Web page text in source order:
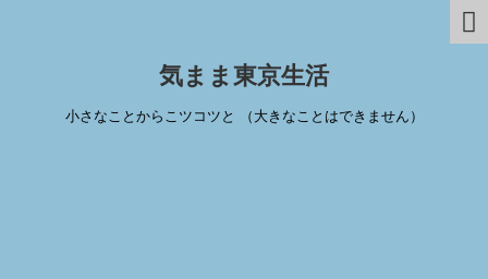
気まま東京生活
小さなことからこツコツと （大きなことはできません）